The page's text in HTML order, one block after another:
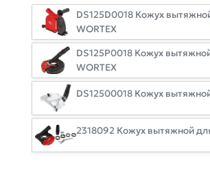
DS125D0018 Кожух
WORTEX
DS125P0018 Кожух
WORTEX
DS12500018 Кожух
2318092 Кожух вытяжной